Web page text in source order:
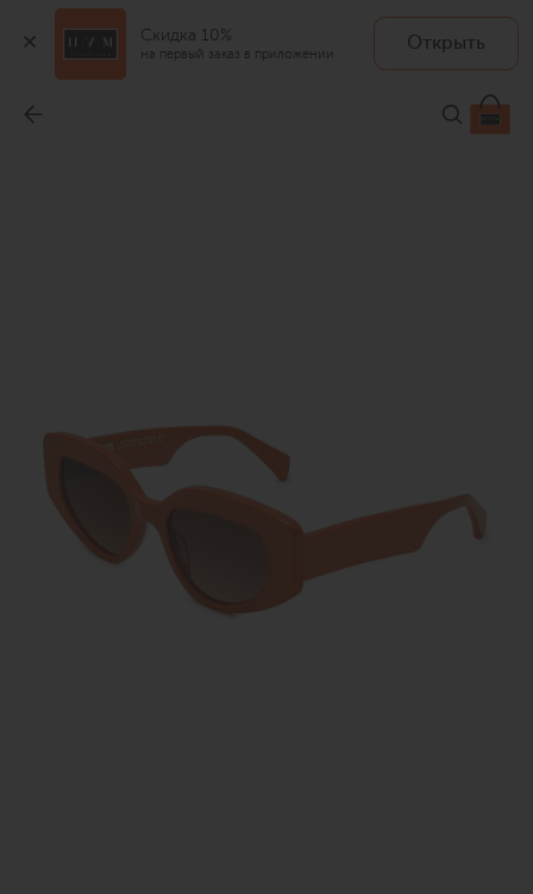
Скидка 10%
на первый заказ в приложении
Открыть
26 200 ₽